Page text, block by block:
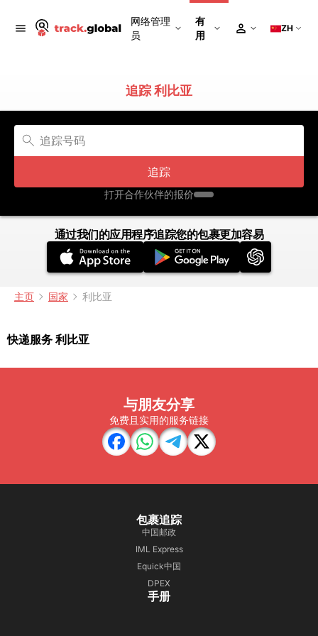
网络管理
员
有
用
ZH
追踪 利比亚
追踪
打开合作伙伴的报价
通过我们的应用程序追踪您的包裹更加容易
主页 国家 利比亚
快递服务 利比亚
与朋友分享
免费且实用的服务链接
包裹追踪
中国邮政
IML Express
Equick中国
DPEX
手册